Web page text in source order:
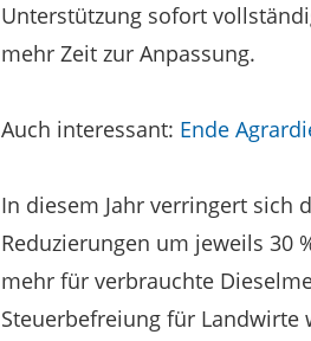
Unterstützung sofort
mehr Zeit zur Anpassung.
Auch interessant: Ende
In diesem Jahr verringert sich
Reduzierungen um jeweils 30
mehr für verbrauchte
Steuerbefreiung für